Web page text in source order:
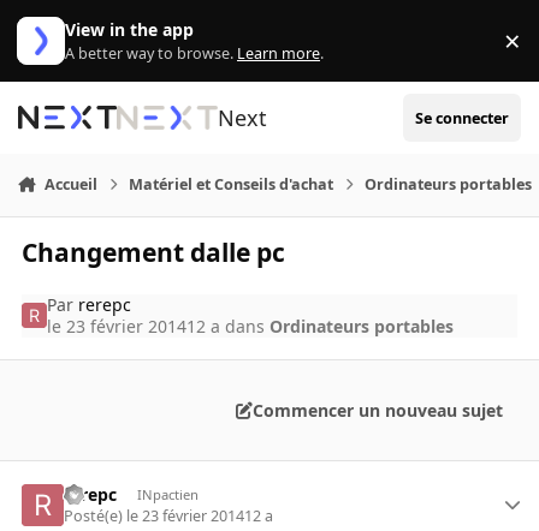
Aller au contenu
View in the app
A better way to browse. Learn more. ×
Next Se connecter
Accueil Matériel et Conseils d'achat Ordinateurs portables
Changement dalle pc
Par rerepc
le 23 février 201412 a dans Ordinateurs portables
Commencer un nouveau sujet
rerepc INpactien
Posté(e) le 23 février 201412 a